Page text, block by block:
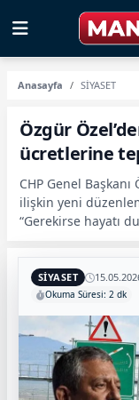
Anasayfa SİYASET
Özgür
ücretlerine
CHP Genel
ilişkin yeni
“Gerekirse hayatı
SİYASET
Okuma Süresi: 2 dk